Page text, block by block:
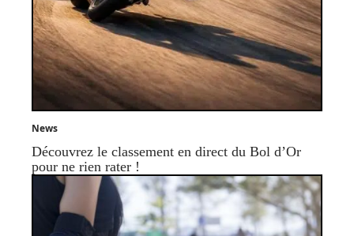
News
Découvrez le classement en direct du Bol d’Or
pour ne rien rater !